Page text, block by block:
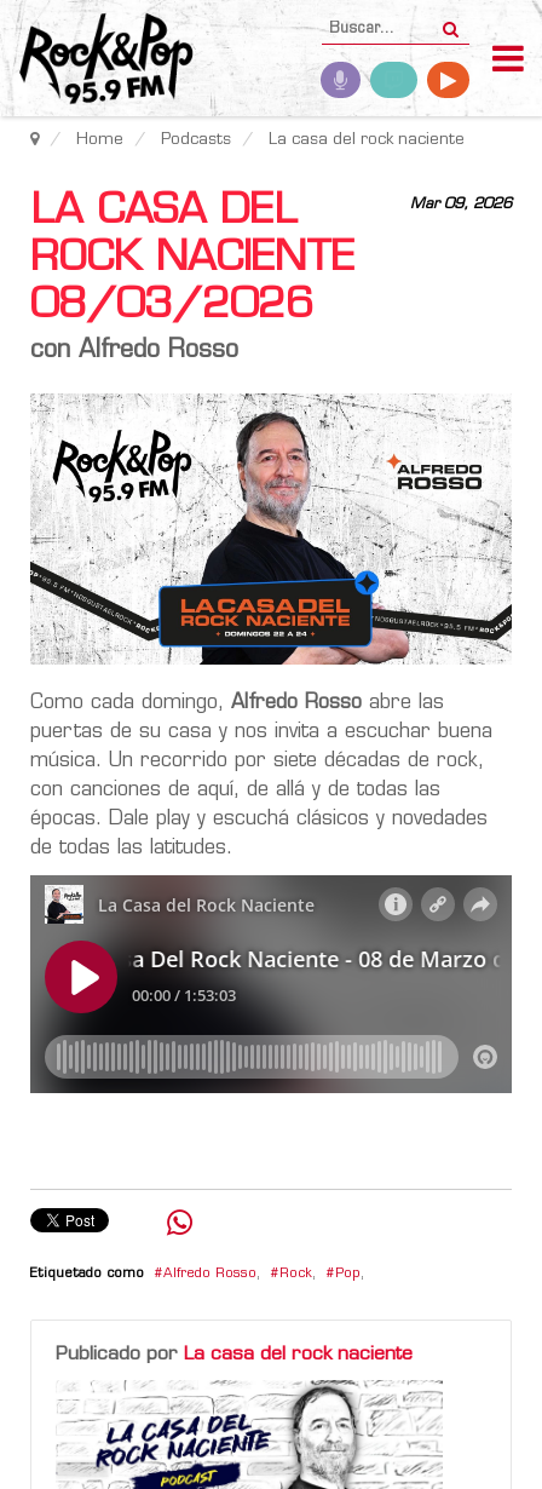
Home Podcasts La casa del rock naciente
Mar 09, 2026
LA CASA DEL
ROCK NACIENTE
08/03/2026
con Alfredo Rosso
Como cada domingo, Alfredo Rosso abre las
puertas de su casa y nos invita a escuchar buena
música. Un recorrido por siete décadas de rock,
con canciones de aquí, de allá y de todas las
épocas. Dale play y escuchá clásicos y novedades
de todas las latitudes.
Etiquetado como Alfredo Rosso, Rock, Pop,
Publicado por La casa del rock naciente